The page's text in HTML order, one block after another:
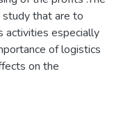
that are to
activities especially
of logistics
on the